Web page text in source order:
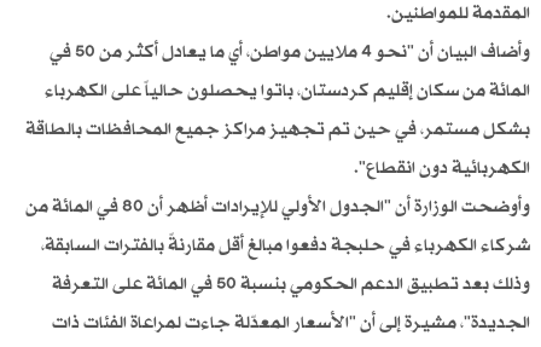
المقدمة للمواطنين.
وأضاف البيان أن "نحو 4 ملايين مواطن، أي ما يعادل أكثر من 50 في
المائة من سكان إقليم كردستان، باتوا يحصلون حالياً على الكهرباء
بشكل مستمر، في حين تم تجهيز مراكز جميع المحافظات بالطاقة
الكهربائية دون انقطاع".
وأوضحت الوزارة أن "الجدول الأولي للإيرادات أظهر أن 80 في المائة من
شركاء الكهرباء في حلبجة دفعوا مبالغ أقل مقارنةً بالفترات السابقة،
وذلك بعد تطبيق الدعم الحكومي بنسبة 50 في المائة على التعرفة
الجديدة"، مشيرة إلى أن "الأسعار المعدّلة جاءت لمراعاة الفئات ذات